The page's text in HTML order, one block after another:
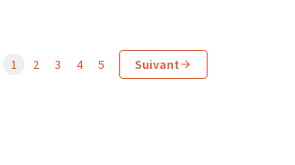
1 2 3 4 5 Suivant